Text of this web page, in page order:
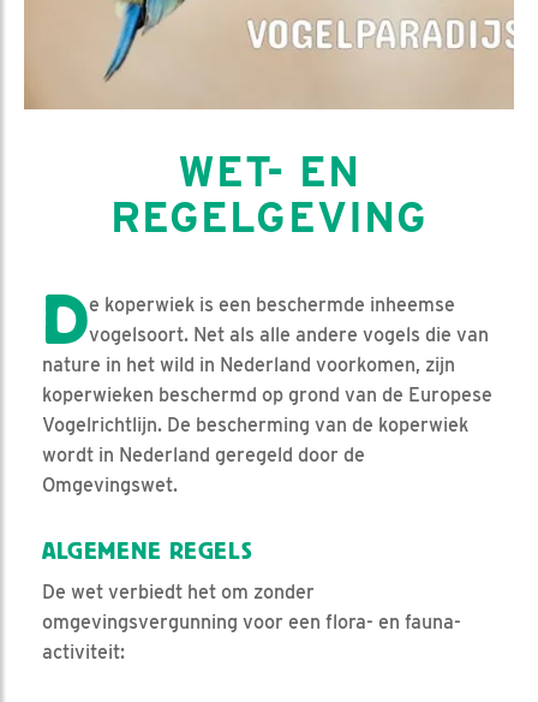
WET- EN
REGELGEVING
De koperwiek is een beschermde inheemse
vogelsoort. Net als alle andere vogels die van
nature in het wild in Nederland voorkomen, zijn
koperwieken beschermd op grond van de Europese
Vogelrichtlijn. De bescherming van de koperwiek
wordt in Nederland geregeld door de
Omgevingswet.
ALGEMENE REGELS
De wet verbiedt het om zonder
omgevingsvergunning voor een flora- en fauna-
activiteit: